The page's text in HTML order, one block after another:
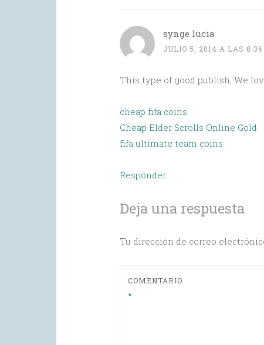
synge lucia
JULIO 5, 2014 A LAS
This type of good publish, We
cheap fifa coins
Cheap Elder Scrolls Online Gold
fifa ultimate team coins
Responder
Deja una respuesta
Tu dirección de correo
COMENTARIO
*